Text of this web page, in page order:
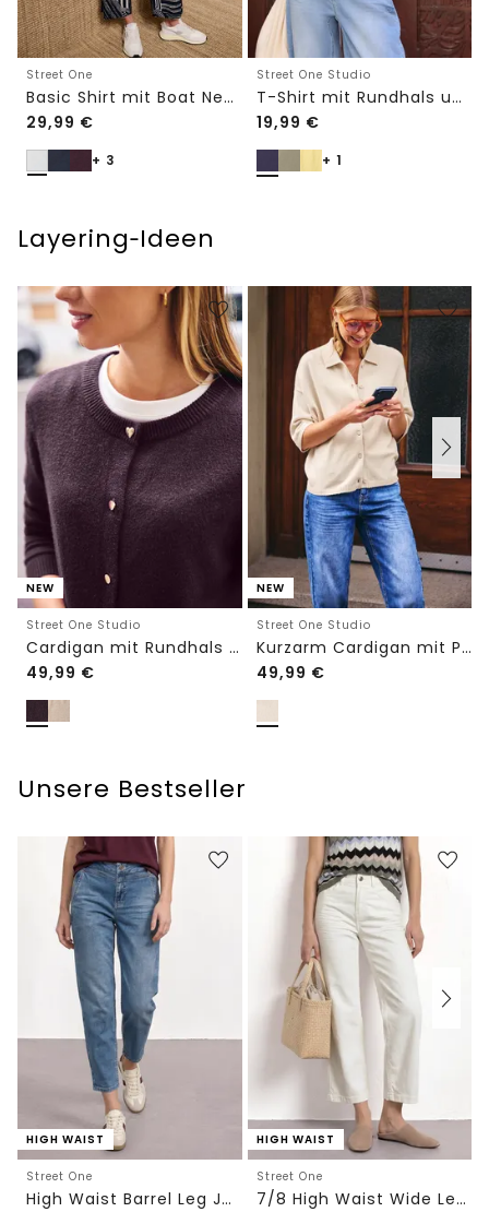
Street One
Basic Shirt mit Boat Neck und Elastikbund
29,99 €
+ 3
Street One Studio
T-Shirt mit Rundhals und Embroidery-Detail
19,99 €
+ 1
Layering‑Ideen
NEW
Street One Studio
Cardigan mit Rundhals und Knöpfen
49,99 €
NEW
Street One Studio
Kurzarm Cardigan mit Polokragen
49,99 €
Unsere Bestseller
HIGH WAIST
Street One
High Waist Barrel Leg Jeans im Loose Fit
HIGH WAIST
Street One
7/8 High Waist Wide Leg Jeans im Loose Fit